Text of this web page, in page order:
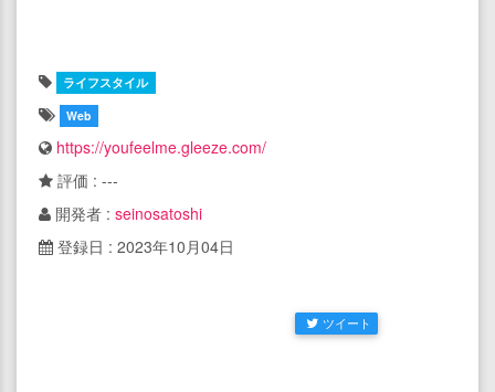
ライフスタイル
Web
https://youfeelme.gleeze.com/
評価 : ---
開発者 : seinosatoshi
登録日 : 2023年10月04日
ツイート